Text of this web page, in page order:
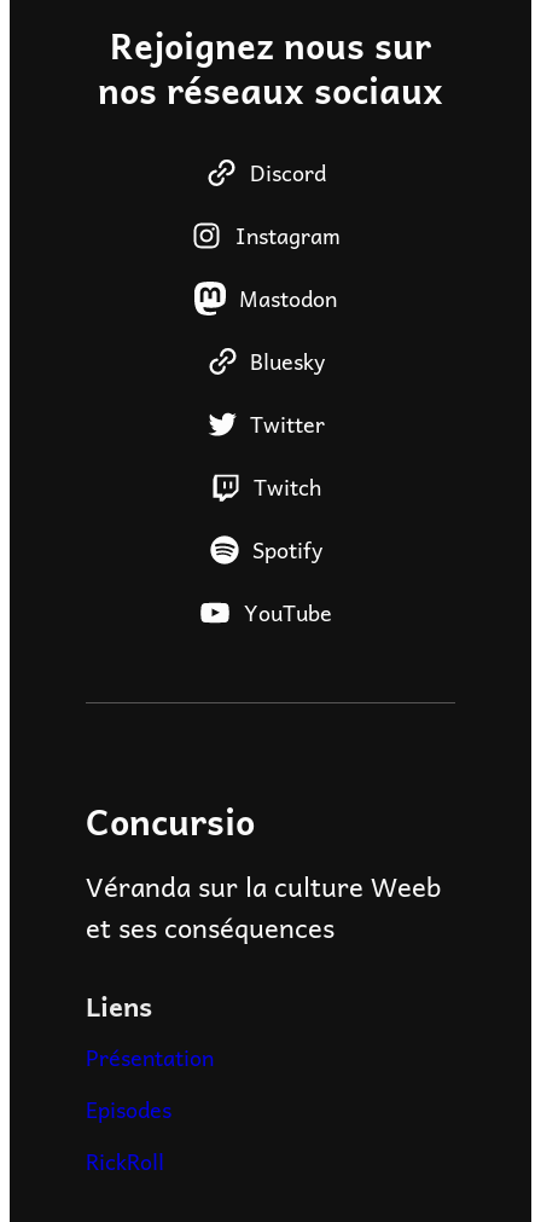
Rejoignez nous sur
nos réseaux sociaux
Discord
Instagram
Mastodon
Bluesky
Twitter
Twitch
Spotify
YouTube
Concursio
Véranda sur la culture Weeb
et ses conséquences
Liens
Présentation
Episodes
RickRoll